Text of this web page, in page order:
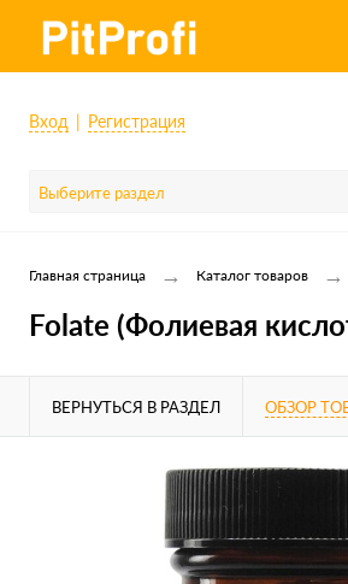
Вход Регистрация
Выберите раздел
Главная страница → Каталог товаров →
Folate (Фолиевая
ВЕРНУТЬСЯ В РАЗДЕЛ ОБЗОР